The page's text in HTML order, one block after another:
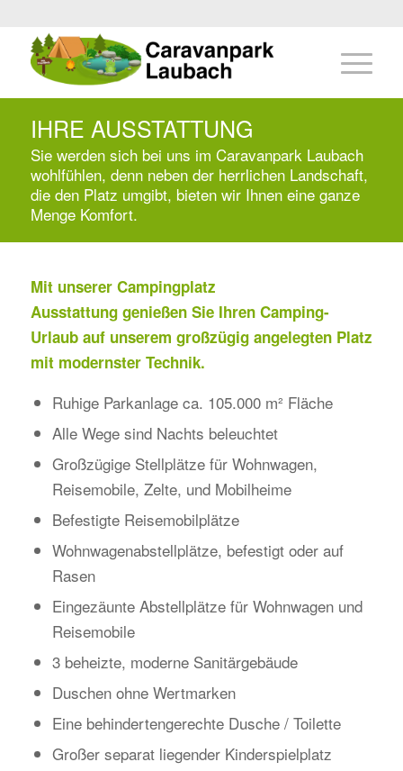
IHRE AUSSTATTUNG
Sie werden sich bei uns im Caravanpark Laubach
wohlfühlen, denn neben der herrlichen Landschaft,
die den Platz umgibt, bieten wir Ihnen eine ganze
Menge Komfort.
Mit unserer Campingplatz
Ausstattung genießen Sie Ihren Camping-
Urlaub auf unserem großzügig angelegten Platz
mit modernster Technik.
Ruhige Parkanlage ca. 105.000 m² Fläche
Alle Wege sind Nachts beleuchtet
Großzügige Stellplätze für Wohnwagen,
Reisemobile, Zelte, und Mobilheime
Befestigte Reisemobilplätze
Wohnwagenabstellplätze, befestigt oder auf
Rasen
Eingezäunte Abstellplätze für Wohnwagen und
Reisemobile
3 beheizte, moderne Sanitärgebäude
Duschen ohne Wertmarken
Eine behindertengerechte Dusche / Toilette
Großer separat liegender Kinderspielplatz